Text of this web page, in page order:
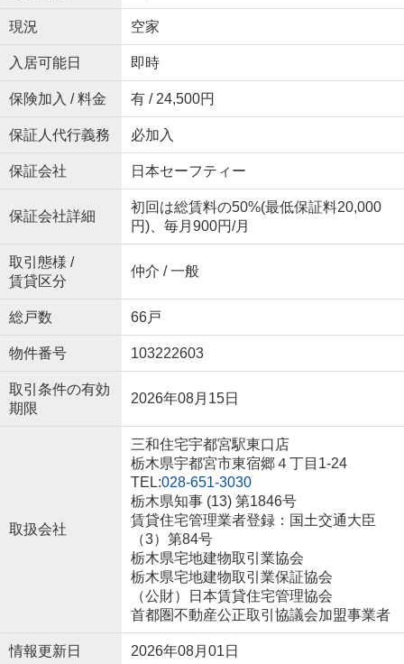
現況 空家
入居可能日 即時
保険加入 / 料金 有 / 24,500円
保証人代行義務 必加入
保証会社 日本セーフティー
保証会社詳細
初回は総賃料の50%(最低保証料20,000
円)、毎月900円/月
取引態様 /
賃貸区分
仲介 / 一般
総戸数 66戸
物件番号 103222603
取引条件の有効
期限
2026年08月15日
取扱会社
三和住宅宇都宮駅東口店
栃木県宇都宮市東宿郷４丁目1-24
TEL:028-651-3030
栃木県知事 (13) 第1846号
賃貸住宅管理業者登録：国土交通大臣
（3）第84号
栃木県宅地建物取引業協会
栃木県宅地建物取引業保証協会
（公財）日本賃貸住宅管理協会
首都圏不動産公正取引協議会加盟事業者
情報更新日 2026年08月01日